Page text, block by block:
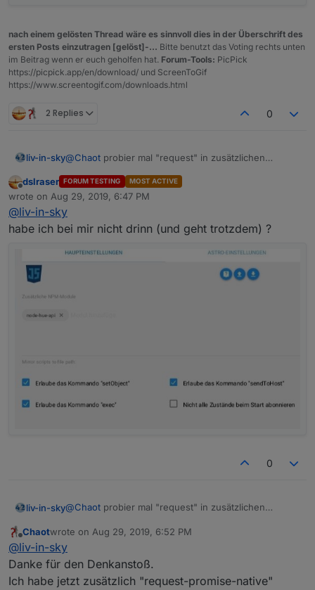
nach einem gelösten Thread wäre es sinnvoll dies in der Überschrift des
ersten Posts einzutragen [gelöst]-... Bitte benutzt das Voting rechts unten
im Beitrag wenn er euch geholfen hat. Forum-Tools: PicPick
https://picpick.app/en/download/ und ScreenToGif
https://www.screentogif.com/downloads.html
2 Replies 0
liv-in-sky@Chaot probier mal "request" in zusätzlichen
Offline
dslraser FORUM TESTING MOST ACTIVE
wrote on Aug 29, 2019, 6:47 PM
last edited by
@liv-in-sky
habe ich bei mir nicht drinn (und geht trotzdem) ?
0
liv-in-sky@Chaot probier mal "request" in zusätzlichen
Offline
Chaotwrote on Aug 29, 2019, 6:52 PM
last edited by
@liv-in-sky
Danke für den Denkanstoß.
Ich habe jetzt zusätzlich "request-promise-native"